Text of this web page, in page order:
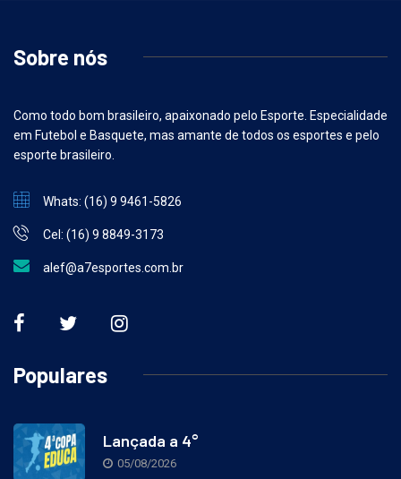
Sobre nós
Como todo bom brasileiro, apaixonado pelo Esporte. Especialidade
em Futebol e Basquete, mas amante de todos os esportes e pelo
esporte brasileiro.
Whats: (16) 9 9461-5826
Cel: (16) 9 8849-3173
alef@a7esportes.com.br
Populares
Lançada a 4°
05/08/2026